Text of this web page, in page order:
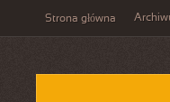
Strona główna